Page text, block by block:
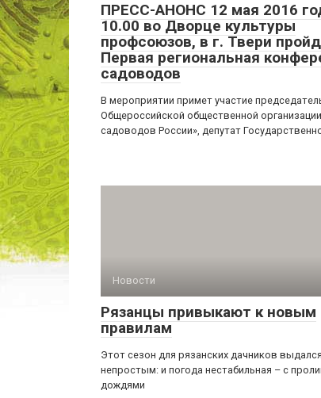
ПРЕСС-АНОНС 12 мая 2016
10.00 во Дворце культуры
профсоюзов, в г. Твери
Первая региональная
садоводов
В мероприятии примет участие
Общероссийской общественной
садоводов России», депутат
Новости
Рязанцы привыкают к новым
правилам
Этот сезон для рязанских дачников выдался
непростым: и погода нестабильная – с
дождями